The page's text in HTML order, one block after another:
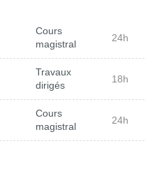
Cours
magistral
24h
Travaux
dirigés
18h
Cours
magistral
24h